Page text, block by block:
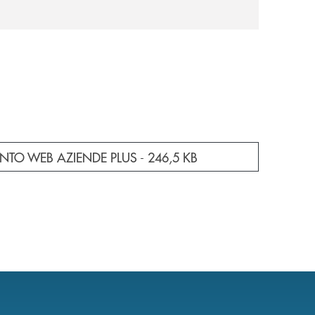
documento in una nuova finestra
WEB AZIENDE PLUS - 246,5 KB